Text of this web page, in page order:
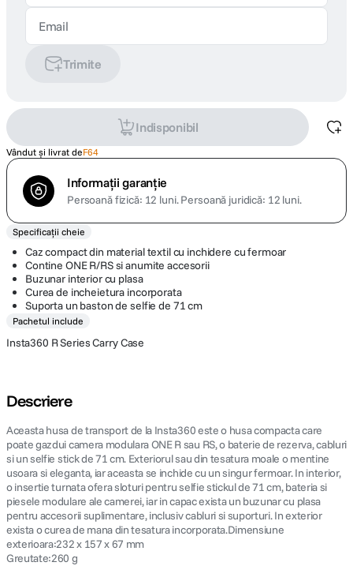
Trimite
Indisponibil
Vândut și livrat deF64
Informații garanție
Persoană fizică: 12 luni.Persoană juridică: 12 luni.
Specificații cheie
Caz compact din material textil cu inchidere cu fermoar
Contine ONE R/RS si anumite accesorii
Buzunar interior cu plasa
Curea de incheietura incorporata
Suporta un baston de selfie de 71 cm
Pachetul include
Insta360 R Series Carry Case
Descriere
Aceasta husa de transport de la Insta360 este o husa compacta care
poate gazdui camera modulara ONE R sau RS, o baterie de rezerva, cabluri
si un selfie stick de 71 cm. Exteriorul sau din tesatura moale o mentine
usoara si eleganta, iar aceasta se inchide cu un singur fermoar. In interior,
o insertie turnata ofera sloturi pentru selfie stickul de 71 cm, bateria si
piesele modulare ale camerei, iar in capac exista un buzunar cu plasa
pentru accesorii suplimentare, inclusiv cabluri si suporturi. In exterior
exista o curea de mana din tesatura incorporata.Dimensiune
exterioara:232 x 157 x 67 mm
Greutate:260 g